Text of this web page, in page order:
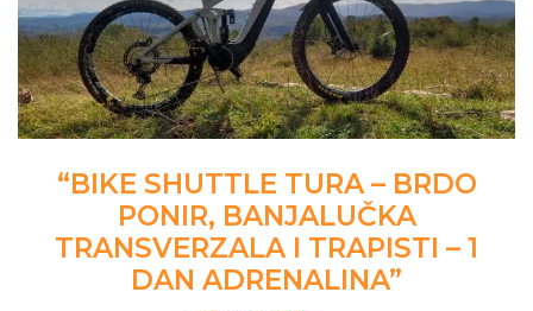
“BIKE SHUTTLE TURA – BRDO
PONIR, BANJALUČKA
TRANSVERZALA I TRAPISTI – 1
DAN ADRENALINA”